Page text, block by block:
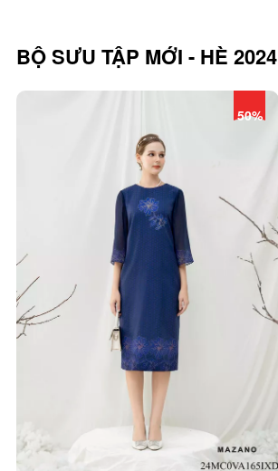
BỘ SƯU TẬP MỚI - HÈ 2024
50%